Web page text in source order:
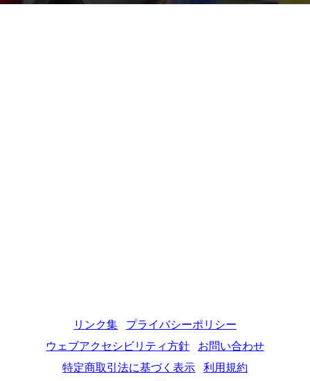
リンク集
プライバシーポリシー
ウェブアクセシビリティ方針
お問い合わせ
特定商取引法に基づく表示 利用規約